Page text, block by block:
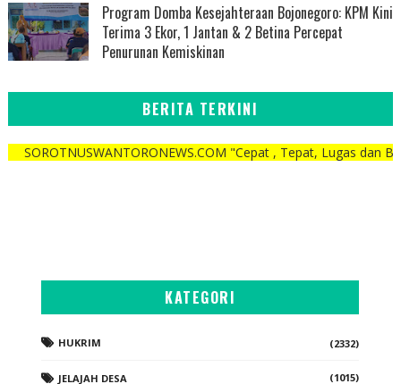
Program Domba Kesejahteraan Bojonegoro: KPM Kini
Terima 3 Ekor, 1 Jantan & 2 Betina Percepat
Penurunan Kemiskinan
BERITA TERKINI
"Cepat , Tepat, Lugas dan Berani"
KATEGORI
HUKRIM (2332)
JELAJAH DESA (1015)